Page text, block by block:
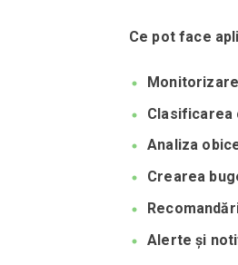
Ce pot face
Clasificarea
Analiza
Crearea
Alerte și